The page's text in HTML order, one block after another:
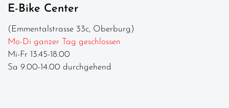
E-Bike Center
(Emmentalstrasse 33c, Oberburg)
Mo-Di ganzer Tag geschlossen
Mi-Fr 13.45-18.00
Sa 9.00-14.00 durchgehend